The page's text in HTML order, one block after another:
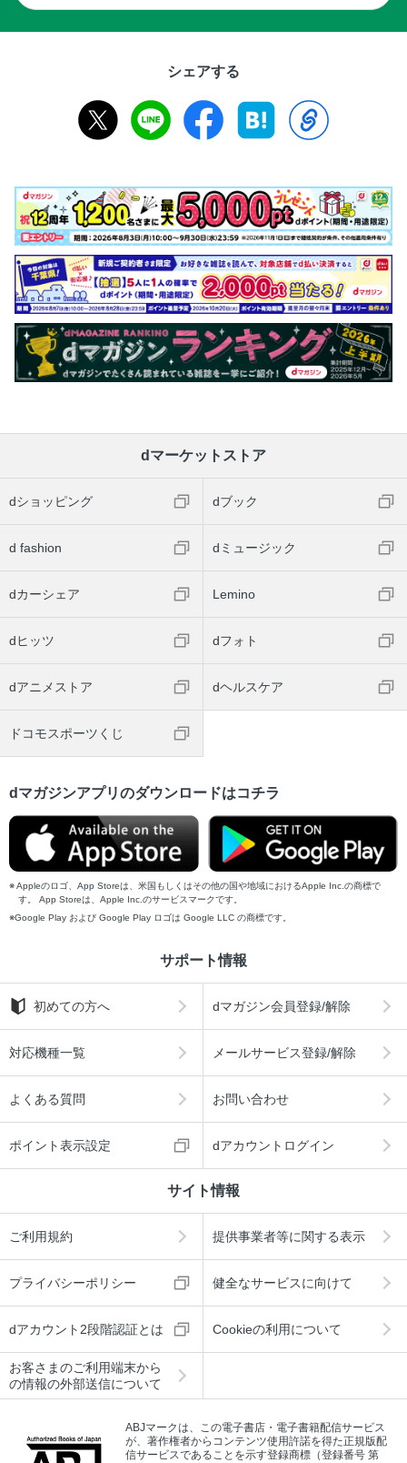
シェアする
dマーケットストア
dショッピング dブック
d fashion dミュージック
dカーシェア Lemino
dヒッツ dフォト
dアニメストア dヘルスケア
ドコモスポーツくじ
dマガジンアプリのダウンロードはコチラ
Appleのロゴ、App Storeは、米国もしくはその他の国や地域におけるApple Inc.の商標で
す。 App Storeは、Apple Inc.のサービスマークです。
Google Play および Google Play ロゴは Google LLC の商標です。
サポート情報
初めての方へ dマガジン会員登録/解除
対応機種一覧 メールサービス登録/解除
よくある質問 お問い合わせ
ポイント表示設定 dアカウントログイン
サイト情報
ご利用規約 提供事業者等に関する表示
プライバシーポリシー 健全なサービスに向けて
dアカウント2段階認証とは Cookieの利用について
お客さまのご利用端末から
の情報の外部送信について
ABJマークは、この電子書店・電子書籍配信サービス
が、著作権者からコンテンツ使用許諾を得た正規版配
信サービスであることを示す登録商標（登録番号 第